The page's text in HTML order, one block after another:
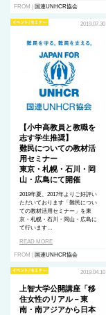
FROM | 国連UNHCR協会
2019.07.30
【小中高教員と教職を
志す学生推奨】
難民についての教材活
用セミナー
東京・札幌・石川・岡
山・広島にて開催
2019年夏、2017年よりご好評い
ただいております「難民につい
ての教材活用セミナー」を東
京・札幌・石川・岡山・広島に
て行います…
READ MORE
FROM | 国連UNHCR協会
2019.04.10
上智大学公開講座「移
住女性のリアル－東
南・南アジアから日本